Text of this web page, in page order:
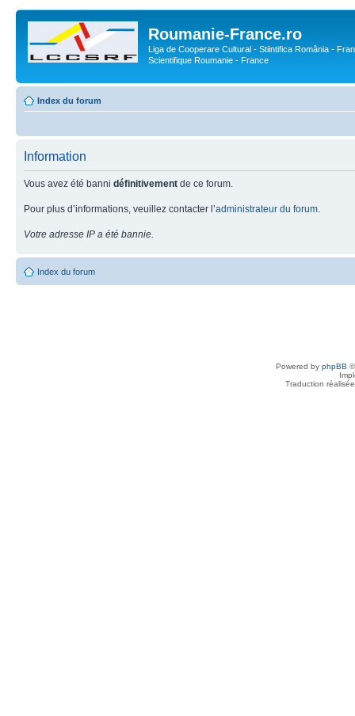
Roumanie-France.ro
Liga de Cooperare Cultural - Stiintifica România -
Scientifique Roumanie - France
Index du forum
Information
Vous avez été banni définitivement de ce forum.
Pour plus d’informations, veuillez contacter l’administrateur du forum
Votre adresse IP a été bannie.
Index du forum
Powered by phpBB
Traduction